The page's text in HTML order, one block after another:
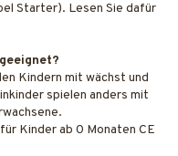
Starter). Lesen Sie dafür
Kindern mit wächst und
spielen anders mit
Kinder ab 0 Monaten CE